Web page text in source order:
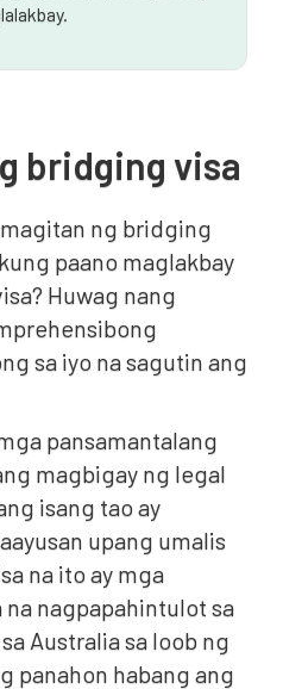
bridging visa
ng bridging
paano maglakbay
Huwag nang
sa iyo na sagutin ang
pansamantalang
magbigay ng legal
isang tao ay
upang umalis
na ito ay mga
nagpapahintulot sa
Australia sa loob ng
panahon habang ang